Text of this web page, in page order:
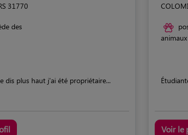
31770
des
dis plus haut j'ai été propriétaire...
animaux
Voir le